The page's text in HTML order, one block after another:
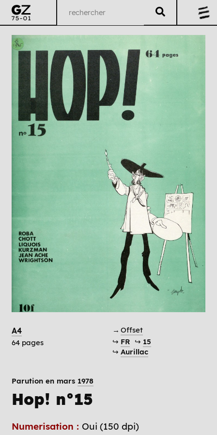
A4
64 pages
→ Offset
↪ FR ↪ 15
↪ Aurillac
Parution en mars 1978
Hop! n°15
Numerisation : Oui (150 dpi)